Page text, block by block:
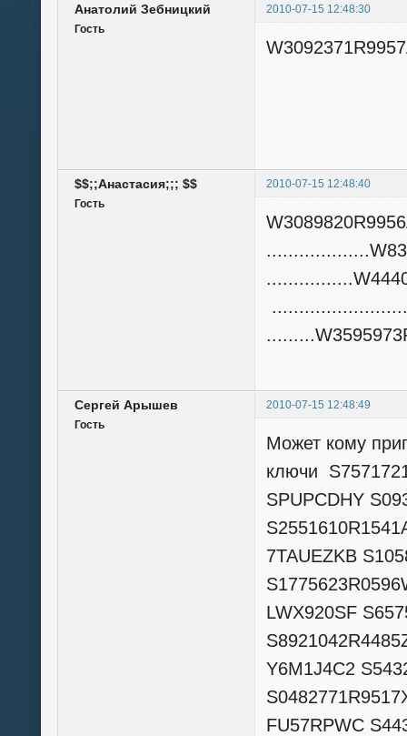
Анатолий Зебницкий
2010-07-15 12:48:30
Гость
$$;;Анастасия;;; $$
2010-07-15 12:48:40
Гость
Сергей Арышев
2010-07-15 12:48:49
Гость
Может кому
ключи
SPUPCDHY
7TAUEZKB
LWX920SF
Y6M1J4C2
FU57RPWC